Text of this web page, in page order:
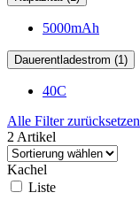
5000mAh
Dauerentladestrom (1)
40C
Alle Filter zurücksetzen
2 Artikel
Kachel
Liste